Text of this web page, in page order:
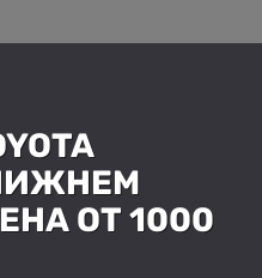
НИЖНЕМ
ОТ 1000